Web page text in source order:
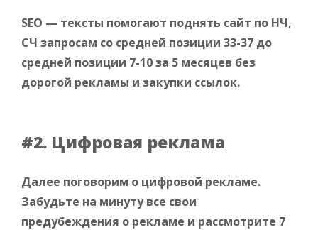
SEO — тексты помогают поднять сайт по НЧ,
СЧ запросам со средней позиции 33-37 до
средней позиции 7-10 за 5 месяцев без
дорогой рекламы и закупки ссылок.
#2. Цифровая реклама
Далее поговорим о цифровой рекламе.
Забудьте на минуту все свои
предубеждения о рекламе и рассмотрите 7